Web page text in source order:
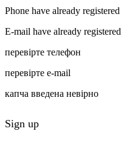
Phone have already registered
E-mail have already registered
перевірте телефон
перевірте e-mail
капча введена невірно
Sign up